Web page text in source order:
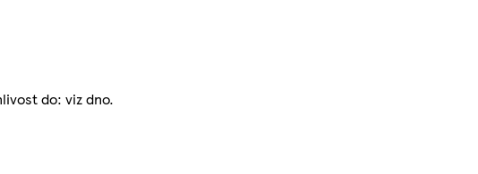
do: viz dno.